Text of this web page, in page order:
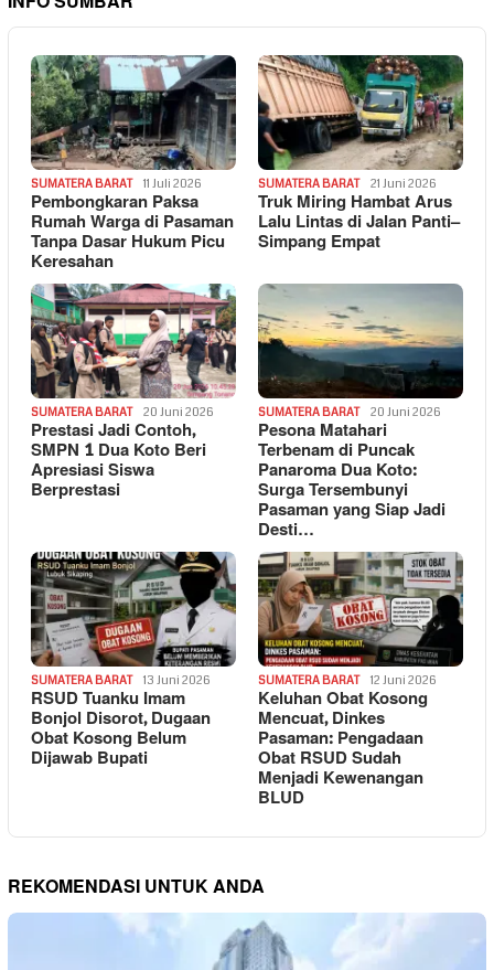
SUMATERA BARAT 11 Juli 2026
Pembongkaran Paksa
Rumah Warga di Pasaman
Tanpa Dasar Hukum Picu
Keresahan
SUMATERA BARAT 21 Juni 2026
Truk Miring Hambat Arus
Lalu Lintas di Jalan Panti–
Simpang Empat
SUMATERA BARAT 20 Juni 2026
Prestasi Jadi Contoh,
SMPN 1 Dua Koto Beri
Apresiasi Siswa
Berprestasi
SUMATERA BARAT 20 Juni 2026
Pesona Matahari
Terbenam di Puncak
Panaroma Dua Koto:
Surga Tersembunyi
Pasaman yang Siap Jadi
Desti…
SUMATERA BARAT 13 Juni 2026
RSUD Tuanku Imam
Bonjol Disorot, Dugaan
Obat Kosong Belum
Dijawab Bupati
SUMATERA BARAT 12 Juni 2026
Keluhan Obat Kosong
Mencuat, Dinkes
Pasaman: Pengadaan
Obat RSUD Sudah
Menjadi Kewenangan
BLUD
REKOMENDASI UNTUK ANDA